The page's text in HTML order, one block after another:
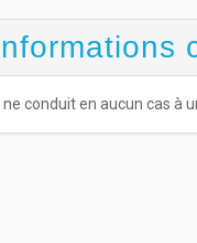
conduit en aucun cas à